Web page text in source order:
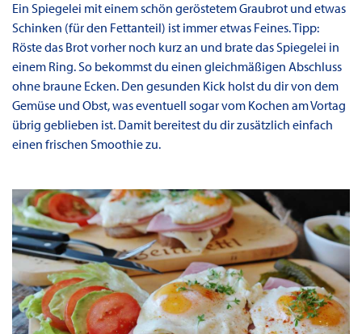
Ein Spiegelei mit einem schön geröstetem Graubrot und etwas
Schinken (für den Fettanteil) ist immer etwas Feines. Tipp:
Röste das Brot vorher noch kurz an und brate das Spiegelei in
einem Ring. So bekommst du einen gleichmäßigen Abschluss
ohne braune Ecken. Den gesunden Kick holst du dir von dem
Gemüse und Obst, was eventuell sogar vom Kochen am Vortag
übrig geblieben ist. Damit bereitest du dir zusätzlich einfach
einen frischen Smoothie zu.